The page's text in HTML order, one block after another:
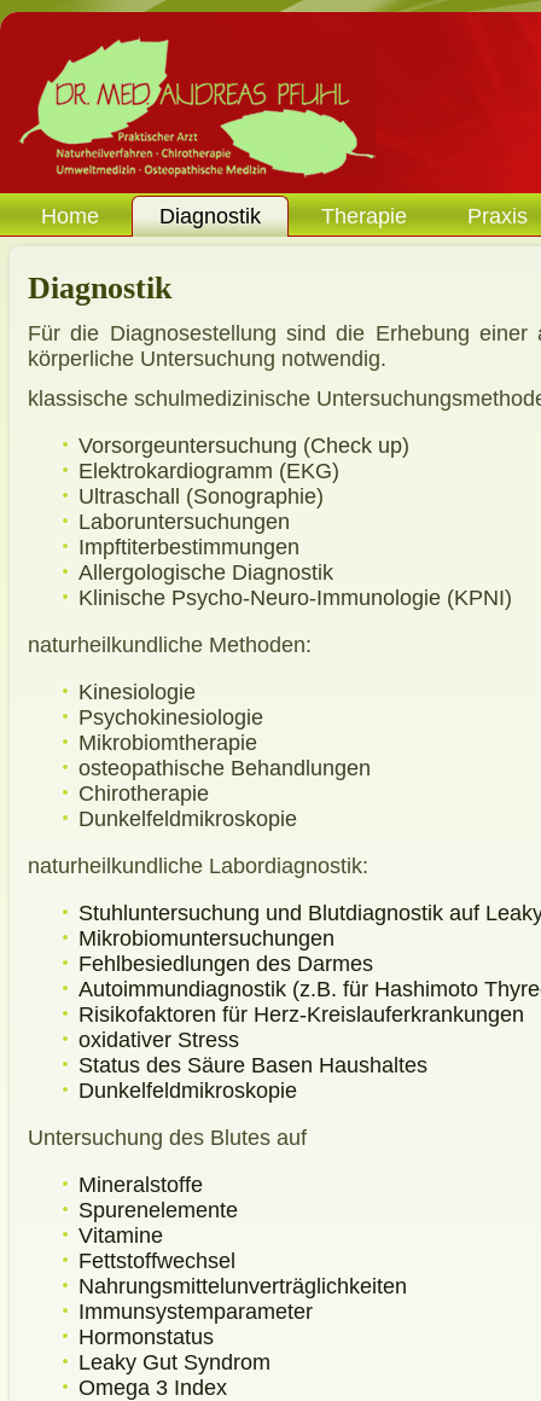
Home Diagnostik Therapie Praxis
Diagnostik
Für die Diagnosestellung sind die Erhebung
körperliche Untersuchung notwendig.
klassische schulmedizinische
Vorsorgeuntersuchung (Check up)
Elektrokardiogramm (EKG)
Ultraschall (Sonographie)
Laboruntersuchungen
Impftiterbestimmungen
Allergologische Diagnostik
Klinische Psycho-Neuro-Immunologie (KPNI)
naturheilkundliche Methoden:
Kinesiologie
Psychokinesiologie
Mikrobiomtherapie
osteopathische Behandlungen
Chirotherapie
Dunkelfeldmikroskopie
naturheilkundliche Labordiagnostik:
Stuhluntersuchung und Blutdiagnostik auf
Mikrobiomuntersuchungen
Fehlbesiedlungen des Darmes
Autoimmundiagnostik (z.B. für Hashimoto
Risikofaktoren für Herz-Kreislauferkrankungen
oxidativer Stress
Status des Säure Basen Haushaltes
Dunkelfeldmikroskopie
Untersuchung des Blutes auf
Mineralstoffe
Spurenelemente
Vitamine
Fettstoffwechsel
Nahrungsmittelunverträglichkeiten
Immunsystemparameter
Hormonstatus
Leaky Gut Syndrom
Omega 3 Index